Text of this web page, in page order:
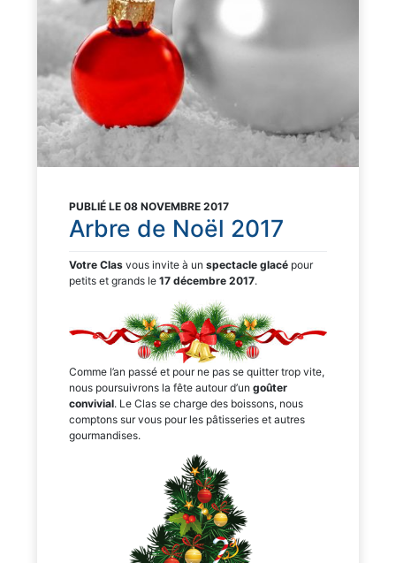
PUBLIÉ LE 08 NOVEMBRE 2017
Arbre de Noël 2017
Votre Clas vous invite à un spectacle glacé pour
petits et grands le 17 décembre 2017.
Comme l’an passé et pour ne pas se quitter trop vite,
nous poursuivrons la fête autour d’un goûter
convivial. Le Clas se charge des boissons, nous
comptons sur vous pour les pâtisseries et autres
gourmandises.